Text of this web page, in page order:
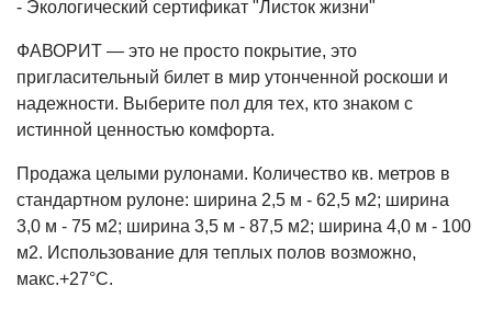
- Экологический сертификат "Листок жизни"
ФАВОРИТ — это не просто покрытие, это
пригласительный билет в мир утонченной роскоши и
надежности. Выберите пол для тех, кто знаком с
истинной ценностью комфорта.
Продажа целыми рулонами. Количество кв. метров в
стандартном рулоне: ширина 2,5 м - 62,5 м2; ширина
3,0 м - 75 м2; ширина 3,5 м - 87,5 м2; ширина 4,0 м - 100
м2. Использование для теплых полов возможно,
макс.+27°С.